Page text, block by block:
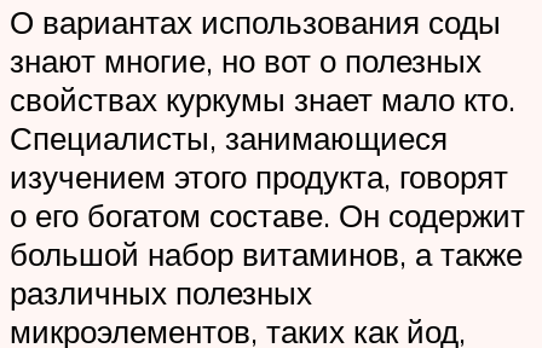
О вариантах использования соды
знают многие, но вот о полезных
свойствах куркумы знает мало кто.
Специалисты, занимающиеся
изучением этого продукта, говорят
о его богатом составе. Он содержит
большой набор витаминов, а также
различных полезных
микроэлементов, таких как йод,